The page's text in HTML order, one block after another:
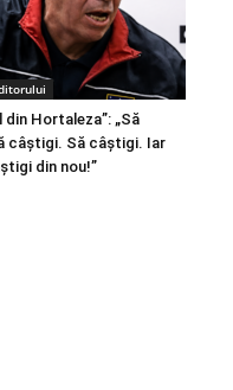
din Hortaleza”: „Să
câștigi. Să câștigi. Iar
din nou!”